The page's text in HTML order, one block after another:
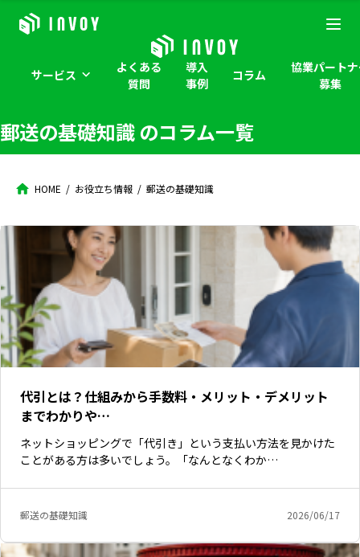
サービス
よくある
質問
導入
事例
コラム
協業パート
募集
郵送の基礎知識 のコラム一覧
HOME お役立ち情報 郵送の基礎知識
代引とは？仕組みから手数料・メリット・デメリット
までわかりや…
ネットショッピングで「代引き」という支払い方法を見かけた
ことがある方は多いでしょう。「なんとなくわか…
郵送の基礎知識 2026/06/17